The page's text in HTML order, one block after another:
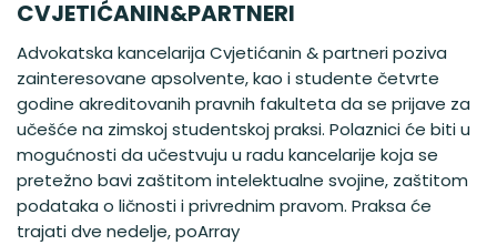
CVJETIĆANIN&PARTNERI
Advokatska kancelarija Cvjetićanin & partneri poziva
zainteresovane apsolvente, kao i studente četvrte
godine akreditovanih pravnih fakulteta da se prijave za
učešće na zimskoj studentskoj praksi. Polaznici će biti u
mogućnosti da učestvuju u radu kancelarije koja se
pretežno bavi zaštitom intelektualne svojine, zaštitom
podataka o ličnosti i privrednim pravom. Praksa će
trajati dve nedelje, poArray